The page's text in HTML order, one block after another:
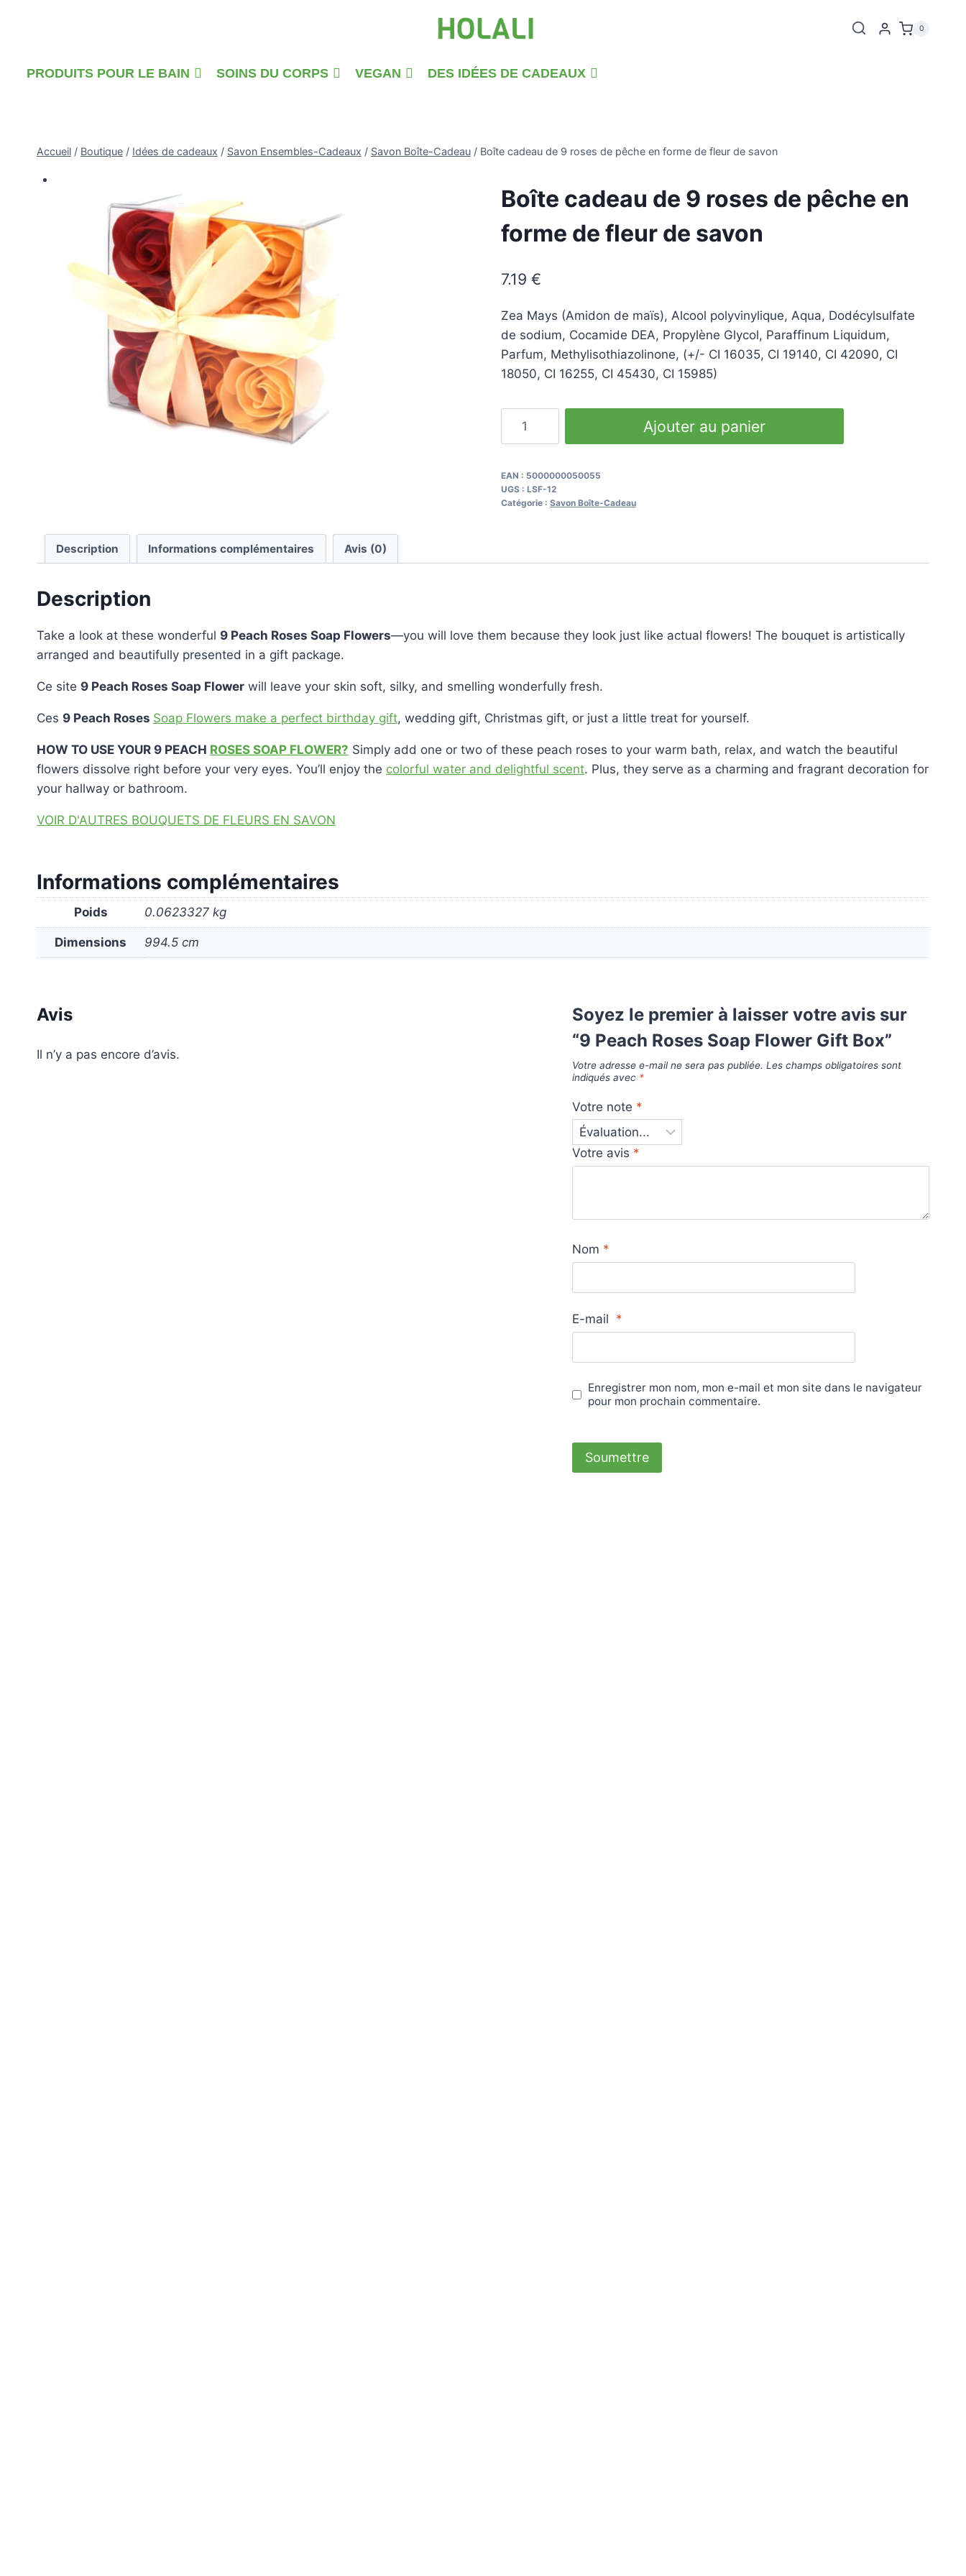
0
PRODUITS POUR LE BAIN SOINS DU CORPS VEGAN DES IDÉES DE CADEAUX
Accueil / Boutique / Idées de cadeaux / Savon Ensembles-Cadeaux / Savon Boîte-Cadeau / Boîte cadeau de 9 roses de pêche en forme de fleur de savon
Boîte cadeau de 9 roses de pêche en
forme de fleur de savon
7.19 €
Zea Mays (Amidon de maïs), Alcool polyvinylique, Aqua, Dodécylsulfate
de sodium, Cocamide DEA, Propylène Glycol, Paraffinum Liquidum,
Parfum, Methylisothiazolinone, (+/- CI 16035, CI 19140, CI 42090, CI
18050, CI 16255, CI 45430, CI 15985)
Peach
Roses
Ajouter au panier
EAN : 5000000050055
UGS : LSF-12
Catégorie : Savon Boîte-Cadeau
Description Informations complémentaires Avis (0)
Description
Take a look at these wonderful 9 Peach Roses Soap Flowers—you will love them because they look just like actual flowers! The bouquet is artistically
arranged and beautifully presented in a gift package.
Ce site 9 Peach Roses Soap Flower will leave your skin soft, silky, and smelling wonderfully fresh.
Ces 9 Peach Roses Soap Flowers make a perfect birthday gift, wedding gift, Christmas gift, or just a little treat for yourself.
HOW TO USE YOUR 9 PEACH ROSES SOAP FLOWER? Simply add one or two of these peach roses to your warm bath, relax, and watch the beautiful
flowers dissolve right before your very eyes. You’ll enjoy the colorful water and delightful scent. Plus, they serve as a charming and fragrant decoration for
your hallway or bathroom.
VOIR D'AUTRES BOUQUETS DE FLEURS EN SAVON
Informations complémentaires
Poids 0.0623327 kg
Dimensions 994.5 cm
Avis
Il n’y a pas encore d’avis.
Soyez le premier à laisser votre avis sur
“9 Peach Roses Soap Flower Gift Box”
Votre adresse e-mail ne sera pas publiée. Les champs obligatoires sont
indiqués avec *
Votre note *
Votre avis *
Nom *
E-mail *
Enregistrer mon nom, mon e-mail et mon site dans le navigateur
pour mon prochain commentaire.